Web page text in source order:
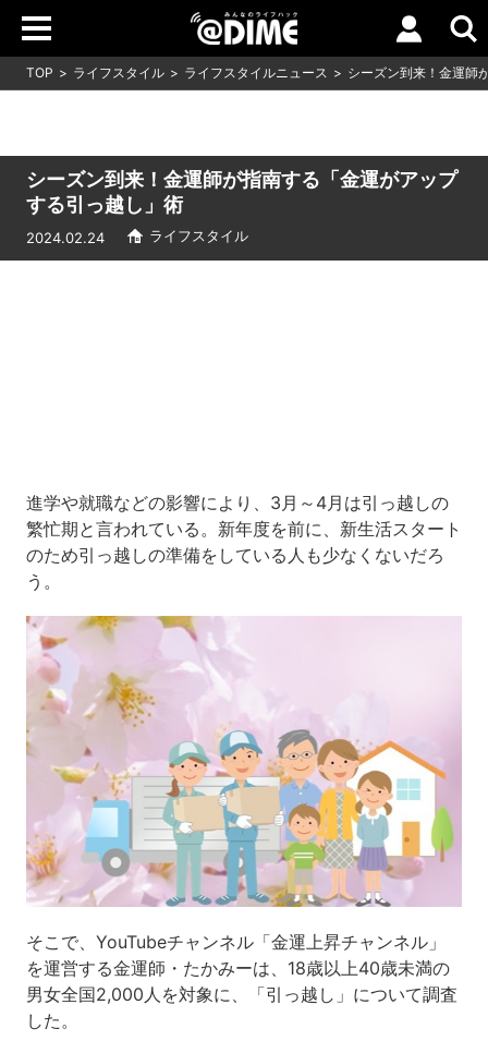
TOP ライフスタイル ライフスタイルニュース シーズン到来！金運師
シーズン到来！金運師が指南する「金運がアップ
する引っ越し」術
2024.02.24 ライフスタイル
進学や就職などの影響により、3月～4月は引っ越しの
繁忙期と言われている。新年度を前に、新生活スタート
のため引っ越しの準備をしている人も少なくないだろ
う。
そこで、YouTubeチャンネル「金運上昇チャンネル」
を運営する金運師・たかみーは、18歳以上40歳未満の
男女全国2,000人を対象に、「引っ越し」について調査
した。